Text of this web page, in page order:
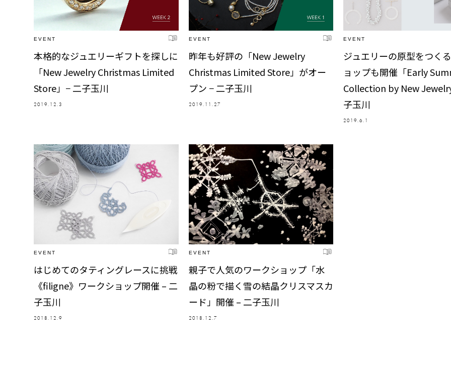
EVENT
本格的なジュエリーギフトを探しに
「New Jewelry Christmas Limited
Store」− 二子玉川
2019.12.3
EVENT
昨年も好評の「New Jewelry
Christmas Limited Store」がオー
プン − 二子玉川
2019.11.27
EVENT
ジュエリーの原型をつく
ョップも開催「Early
Collection by New
子玉川
2019.6.1
EVENT
はじめてのタティングレースに挑戦
《filigne》ワークショップ開催 – 二
子玉川
2018.12.9
EVENT
親子で人気のワークショップ「水
晶の粉で描く雪の結晶クリスマスカ
ード」開催 – 二子玉川
2018.12.7